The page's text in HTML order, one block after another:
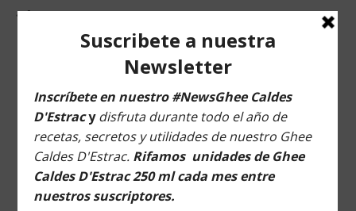
« Jun
Musica para relajarte